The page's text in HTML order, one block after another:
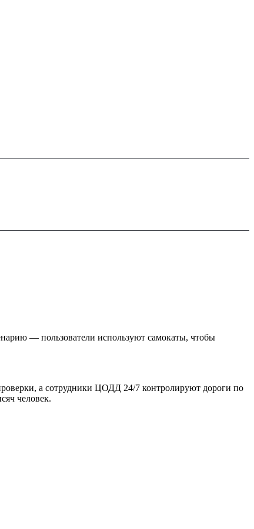
— пользователи используют самокаты, чтобы
а сотрудники ЦОДД 24/7 контролируют дороги по
человек.